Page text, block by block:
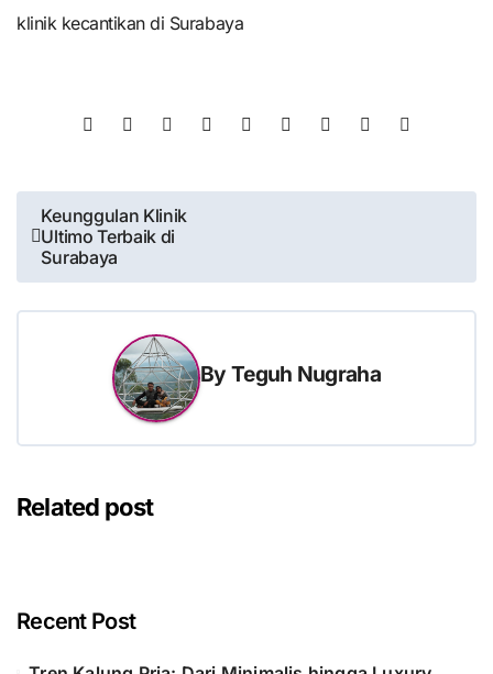
klinik kecantikan di Surabaya
Post
navigation
Keunggulan Klinik
Ultimo Terbaik di
Surabaya
By Teguh Nugraha
Related post
Recent Post